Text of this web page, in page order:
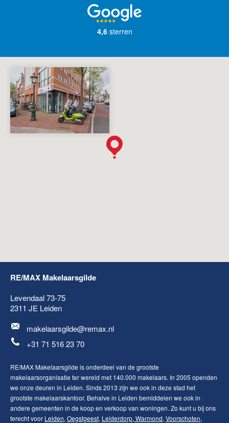
4,6sterren
RE/MAX Makelaarsgilde
Levendaal 73-75
2311 JE Leiden
makelaarsgilde@remax.nl
+31 71 516 23 70
RE/MAX Makelaarsgilde is onderdeel van de grootste
makelaarsorganisatie ter wereld met 140.000 makelaars. In 2005 openden
we onze deuren in Leiden. Sinds 2013 zijn we ook in deze stad het
grootste makelaarskantoor. Behalve in Leiden bemiddelen we ook in
andere gemeenten in de koop en verkoop van woningen. Zo kunt u bij ons
terecht voor Leiden, Oegstgeest, Leiderdorp, Warmond, Voorschoten,